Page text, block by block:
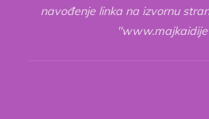
navođenje linka na izvornu